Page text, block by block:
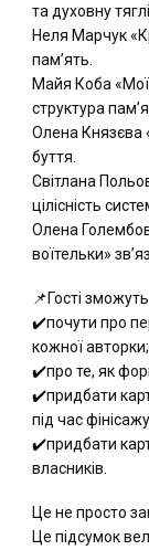
та духовну
Неля Марчук
пам’ять.
Майя Коба
структура
Олена Князєва
буття.
Світлана
цілісність
Олена
воїтельки»
📌Гості
✔️почути про
кожної авторки;
✔️про те, як
✔️придбати
під час
✔️придбати
власників.
Це не просто
Це підсумок